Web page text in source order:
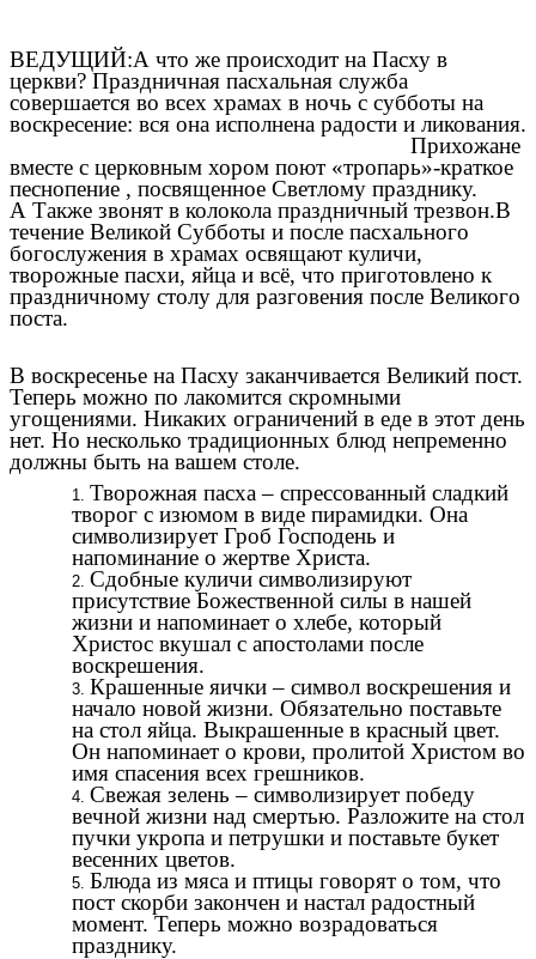
ВЕДУЩИЙ:А что же происходит на Пасху в
церкви? Праздничная пасхальная служба
совершается во всех храмах в ночь с субботы на
воскресение: вся она исполнена радости и ликования.
Прихожане
вместе с церковным хором поют «тропарь»-краткое
песнопение , посвященное Светлому празднику.
А Также звонят в колокола праздничный трезвон.В
течение Великой Субботы и после пасхального
богослужения в храмах освящают куличи,
творожные пасхи, яйца и всё, что приготовлено к
праздничному столу для разговения после Великого
поста.
В воскресенье на Пасху заканчивается Великий пост.
Теперь можно по лакомится скромными
угощениями. Никаких ограничений в еде в этот день
нет. Но несколько традиционных блюд непременно
должны быть на вашем столе.
Творожная пасха – спрессованный сладкий
творог с изюмом в виде пирамидки. Она
символизирует Гроб Господень и
напоминание о жертве Христа.
Сдобные куличи символизируют
присутствие Божественной силы в нашей
жизни и напоминает о хлебе, который
Христос вкушал с апостолами после
воскрешения.
Крашенные яички – символ воскрешения и
начало новой жизни. Обязательно поставьте
на стол яйца. Выкрашенные в красный цвет.
Он напоминает о крови, пролитой Христом во
имя спасения всех грешников.
Свежая зелень – символизирует победу
вечной жизни над смертью. Разложите на стол
пучки укропа и петрушки и поставьте букет
весенних цветов.
Блюда из мяса и птицы говорят о том, что
пост скорби закончен и настал радостный
момент. Теперь можно возрадоваться
празднику.